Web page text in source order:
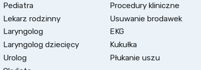
Pediatra
Lekarz rodzinny
Laryngolog
Laryngolog dziecięcy
Urolog
Procedury kliniczne
Usuwanie brodawek
EKG
Kukułka
Płukanie uszu